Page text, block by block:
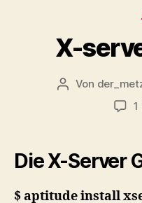
X-
Beitragsautor
Von
Die X-Server
$ aptitude install